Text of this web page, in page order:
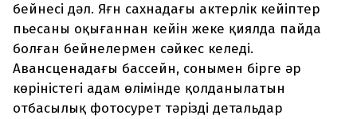
бейнесі дәл. Яғн сахнадағы актерлік кейіптер
пьесаны оқығаннан кейін жеке қиялда пайда
болған бейнелермен сәйкес келеді.
Авансценадағы бассейн, сонымен бірге әр
көріністегі адам өлімінде қолданылатын
отбасылық фотосурет тәрізді детальдар